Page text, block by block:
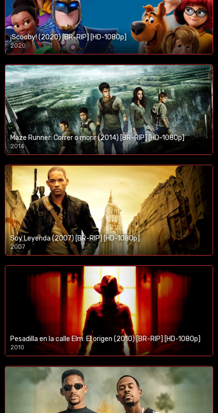
¡Scooby! (2020) [BR-RIP] [HD-1080p]
2020
1080p/720p
Maze Runner: Correr o morir (2014) [BR-RIP] [HD-1080p]
2014
1080p/720p
Soy Leyenda (2007) [BR-RIP] [HD-1080p]
2007
1080p/720p
Pesadilla en la calle Elm: El origen (2010) [BR-RIP] [HD-1080p]
2010
1080p/720p